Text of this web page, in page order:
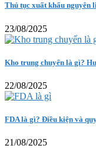
Thủ tục xuất khẩu nguyên
23/08/2025
Kho trung chuyển là gì?
22/08/2025
FDA là gì? Điều kiện và
21/08/2025